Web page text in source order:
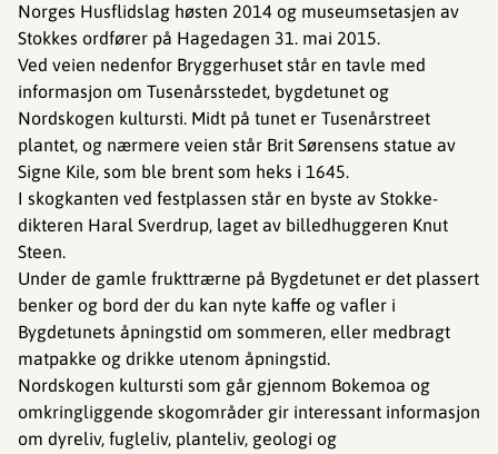
Norges Husflidslag høsten 2014 og museumsetasjen av
Stokkes ordfører på Hagedagen 31. mai 2015.
Ved veien nedenfor Bryggerhuset står en tavle med
informasjon om Tusenårsstedet, bygdetunet og
Nordskogen kultursti. Midt på tunet er Tusenårstreet
plantet, og nærmere veien står Brit Sørensens statue av
Signe Kile, som ble brent som heks i 1645.
I skogkanten ved festplassen står en byste av Stokke-
dikteren Haral Sverdrup, laget av billedhuggeren Knut
Steen.
Under de gamle frukttrærne på Bygdetunet er det plassert
benker og bord der du kan nyte kaffe og vafler i
Bygdetunets åpningstid om sommeren, eller medbragt
matpakke og drikke utenom åpningstid.
Nordskogen kultursti som går gjennom Bokemoa og
omkringliggende skogområder gir interessant informasjon
om dyreliv, fugleliv, planteliv, geologi og